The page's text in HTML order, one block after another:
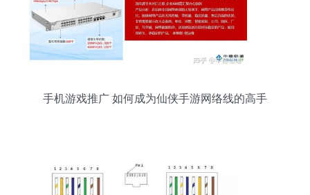
手机游戏推广 如何成为仙侠手游网络线的高手